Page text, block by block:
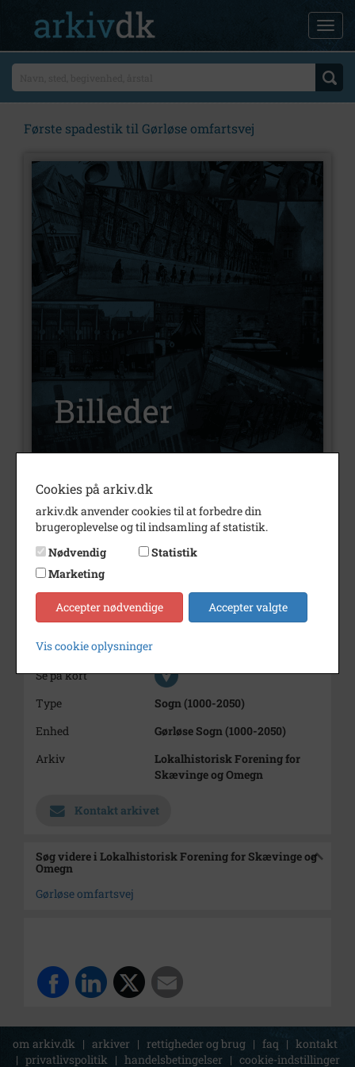
Første spadestik til Gørløse omfartsvej
Nummer
Type
Billeder
Beskrivelse
Første spadestik til Gørløse
Årstal
2009
Dateringsnote
17.9.2009
Fotograf
Se på kort
Type
Sogn (1000-2050)
Enhed
Gørløse Sogn (1000-2050)
Arkiv
Lokalhistorisk Forening for
Skævinge og Omegn
Kontakt arkivet
Søg videre i Lokalhistorisk Forening for Skævinge og
Omegn
Gørløse omfartsvej
om arkiv.dk | arkiver | rettigheder og brug | faq | kontakt
| privatlivspolitik | handelsbetingelser | cookie-indstillinger
Cookies på arkiv.dk
arkiv.dk anvender cookies til at forbedre din
brugeroplevelse og til indsamling af statistik.
Nødvendig
Statistik
Marketing
Accepter nødvendige Accepter valgte
Vis cookie oplysninger